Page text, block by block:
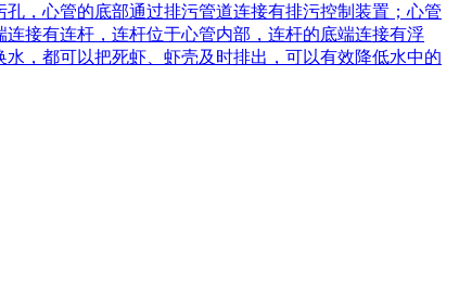
，心管的底部通过排污管道连接有排污控制装置；心管
接有连杆，连杆位于心管内部，连杆的底端连接有浮
，都可以把死虾、虾壳及时排出，可以有效降低水中的